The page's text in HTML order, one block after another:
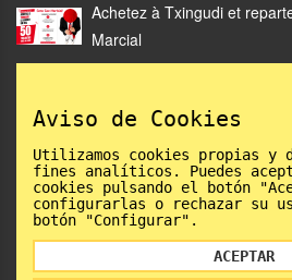
Achetez à Txingudi et
Marcial
05/06/2026
Catalogue Txingudi Mode
02/06/2026
Aviso de Cookies
Utilizamos cookies propias y
fines analíticos. Puedes
cookies pulsando el botón
configurarlas o rechazar su
botón "Configurar".
ACEPTAR